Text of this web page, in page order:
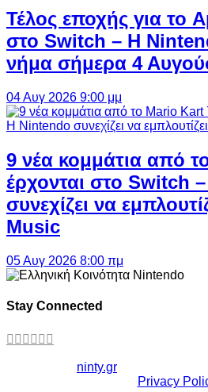
Τέλος εποχής για το
στο Switch – Η
νήμα σήμερα 4
04 Αυγ 2026 9:00 μμ
9 νέα κομμάτια από
έρχονται στο Switch
συνεχίζει να
Music
05 Αυγ 2026 8:00 πμ
Stay Connected
ninty.gr
Privacy